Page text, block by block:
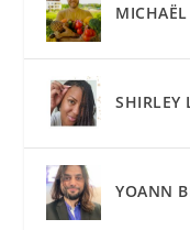
SHIRLEY
YOANN